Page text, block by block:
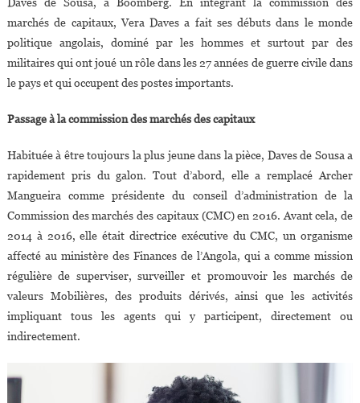
Daves de Sousa, à Boomberg. En intégrant la commission des
marchés de capitaux, Vera Daves a fait ses débuts dans le monde
politique angolais, dominé par les hommes et surtout par des
militaires qui ont joué un rôle dans les 27 années de guerre civile dans
le pays et qui occupent des postes importants.
Passage à la commission des marchés des capitaux
Habituée à être toujours la plus jeune dans la pièce, Daves de Sousa a
rapidement pris du galon. Tout d’abord, elle a remplacé Archer
Mangueira comme présidente du conseil d’administration de la
Commission des marchés des capitaux (CMC) en 2016. Avant cela, de
2014 à 2016, elle était directrice exécutive du CMC, un organisme
affecté au ministère des Finances de l’Angola, qui a comme mission
régulière de superviser, surveiller et promouvoir les marchés de
valeurs Mobilières, des produits dérivés, ainsi que les activités
impliquant tous les agents qui y participent, directement ou
indirectement.